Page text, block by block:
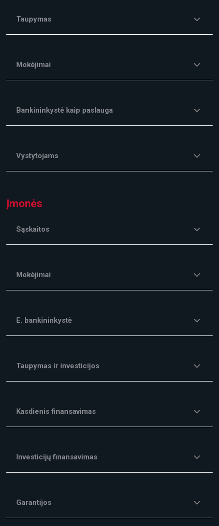
Taupymas
Mokėjimai
Bankininkystė kaip paslauga
Vystytojams
Įmonės
Sąskaitos
Mokėjimai
E. bankininkystė
Taupymas ir investicijos
Kasdienis finansavimas
Investicijų finansavimas
Garantijos